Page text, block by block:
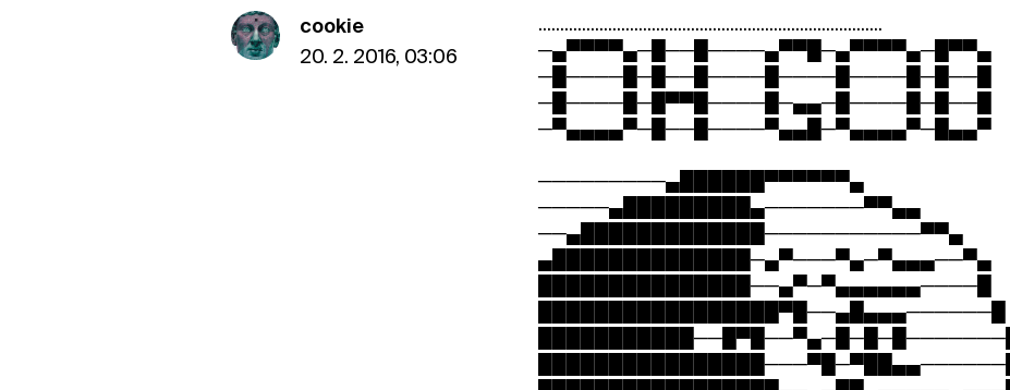
cookie
20. 2. 2016, 03:06
...............................................................................
─▄▀▀▀▀▄─█──█────▄▀▀█─▄▀▀▀▀▄─█▀▀▄
─█────█─█──█────█────█────█─█──█
─█────█─█▀▀█────█─▄▄─█────█─█──█
─▀▄▄▄▄▀─█──█────▀▄▄█─▀▄▄▄▄▀─█▄▄▀
─────────▄██████▀▀▀▀▀▀▄
─────▄█████████▄───────▀▀▄▄
──▄█████████████───────────▀▀▄
▄██████████████─▄▀───▀▄─▀▄▄▄──▀▄
███████████████──▄▀─▀▄▄▄▄▄▄────█
█████████████████▀█──▄█▄▄▄──────█
███████████──█▀█──▀▄─█─█─█───────█
████████████████───▀█─▀██▄▄──────█